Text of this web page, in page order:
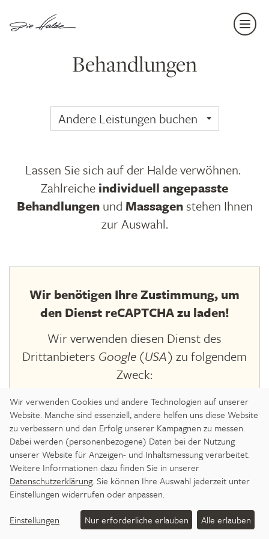
Behandlungen
Andere Leistungen buchen
Lassen Sie sich auf der Halde verwöhnen.
Zahlreiche individuell angepasste
Behandlungenund Massagenstehen Ihnen
zur Auswahl.
Wir benötigen Ihre Zustimmung, um
den Dienst reCAPTCHA zu laden!
Wir verwenden diesen Dienst des
Drittanbieters Google (USA) zu folgendem
Zweck:
Dieser Dienst kann Daten zu Ihren
Aktivitäten sammeln. Weitere
Informationen finden Sie in den
Datenschutz-Einstellungen
ZUSTIMMEN
Wir verwenden Cookies und andere Technologien auf unserer
Website. Manche sind essenziell, andere helfen uns diese Website
zu verbessern und den Erfolg unserer Kampagnen zu messen.
Dabei werden (personenbezogene) Daten bei der Nutzung
unserer Website für Anzeigen- und Inhaltsmessung verarbeitet.
Weitere Informationen dazu finden Sie in unserer
Datenschutzerklärung. Sie können Ihre Auswahl jederzeit unter
Einstellungen widerrufen oder anpassen.
Einstellungen
Nur erforderliche erlauben Alle erlauben